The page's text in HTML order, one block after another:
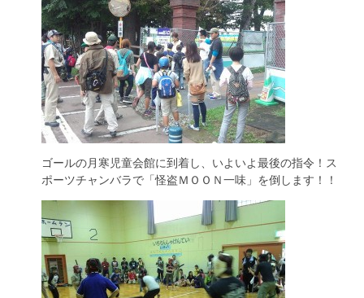
ゴールの月寒児童会館に到着し、いよいよ最後の指令！ス
ポーツチャンバラで「怪盗ＭＯＯＮ一味」を倒します！！